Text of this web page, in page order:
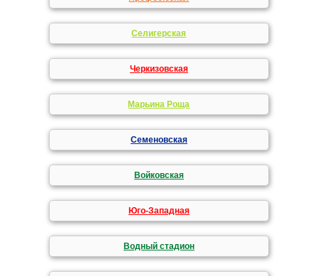
Селигерская
Черкизовская
Марьина Роща
Семеновская
Войковская
Юго-Западная
Водный стадион